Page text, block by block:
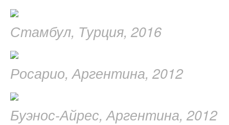
Стамбул, Турция, 2016
Росарио, Аргентина, 2012
Буэнос-Айрес, Аргентина, 2012